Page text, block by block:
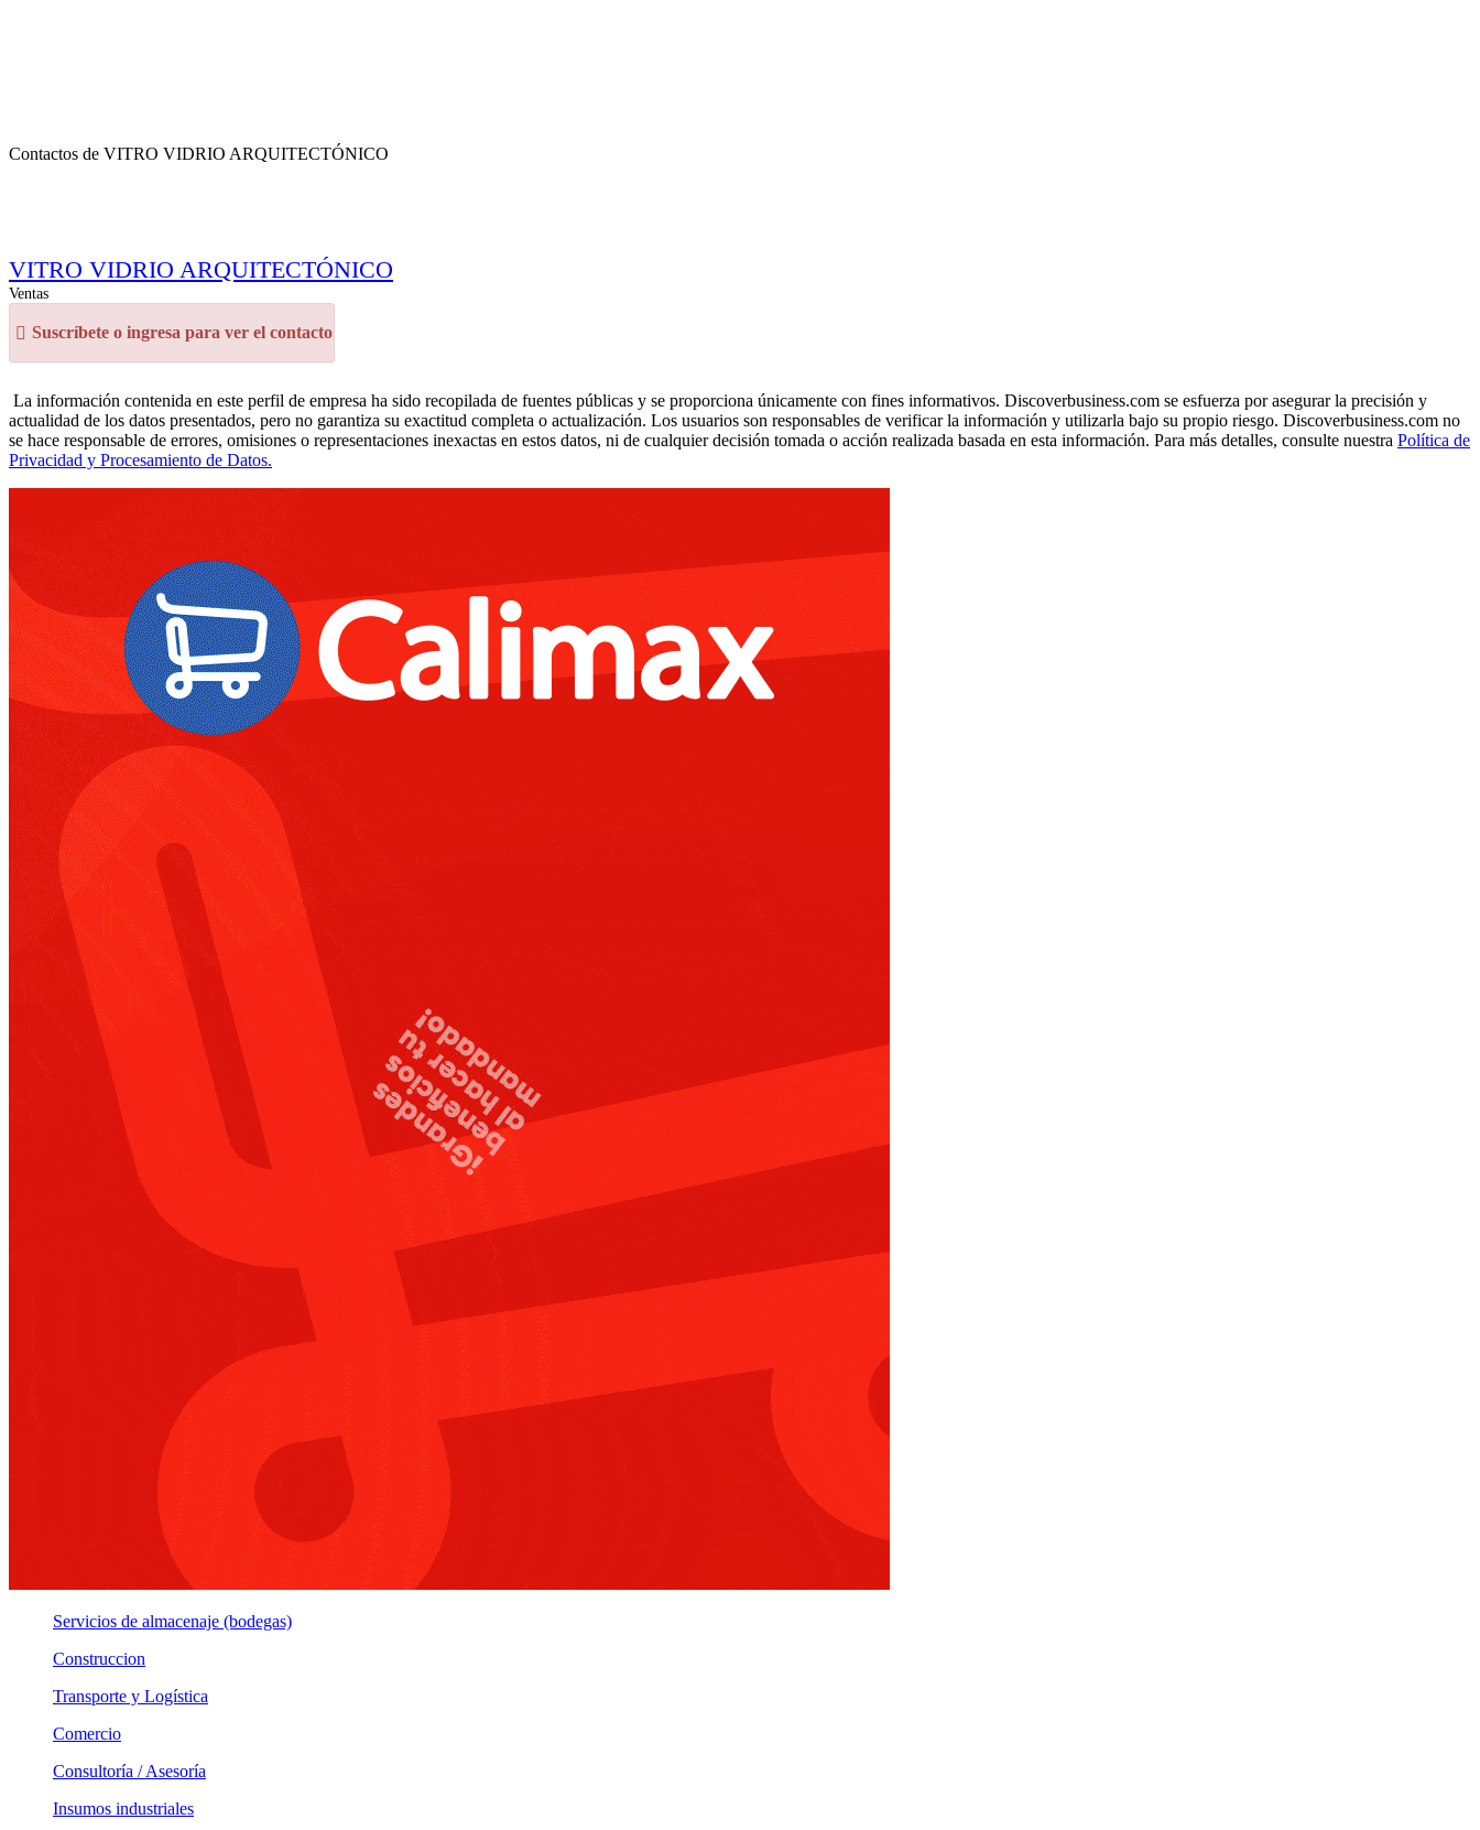
Contactos de VITRO VIDRIO ARQUITECTÓNICO
VITRO VIDRIO ARQUITECTÓNICO
Ventas
Suscríbete o ingresa para ver el contacto
La información contenida en este perfil de empresa ha sido recopilada de fuentes públicas y se proporciona únicamente con fines informativos. Discoverbusiness.com se esfuerza por asegurar la precisión y
actualidad de los datos presentados, pero no garantiza su exactitud completa o actualización. Los usuarios son responsables de verificar la información y utilizarla bajo su propio riesgo. Discoverbusiness.com no
se hace responsable de errores, omisiones o representaciones inexactas en estos datos, ni de cualquier decisión tomada o acción realizada basada en esta información. Para más detalles, consulte nuestra Política de
Privacidad y Procesamiento de Datos.
Servicios de almacenaje (bodegas)
Construccion
Transporte y Logística
Comercio
Consultoría / Asesoría
Insumos industriales